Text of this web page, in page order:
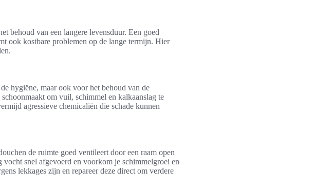
behoud van een langere levensduur. Een goed
ook kostbare problemen op de lange termijn. Hier
hygiëne, maar ook voor het behoud van de
om vuil, schimmel en kalkaanslag te
agressieve chemicaliën die schade kunnen
de ruimte goed ventileert door een raam open
snel afgevoerd en voorkom je schimmelgroei en
lekkages zijn en repareer deze direct om verdere